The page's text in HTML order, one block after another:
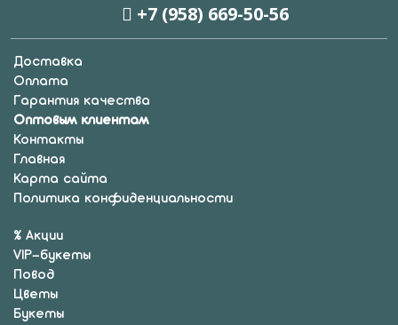
+7 (958) 669-50-56
Доставка
Оплата
Гарантия качества
Оптовым клиентам
Контакты
Главная
Карта сайта
Политика конфиденциальности
% Акции
VIP-букеты
Повод
Цветы
Букеты